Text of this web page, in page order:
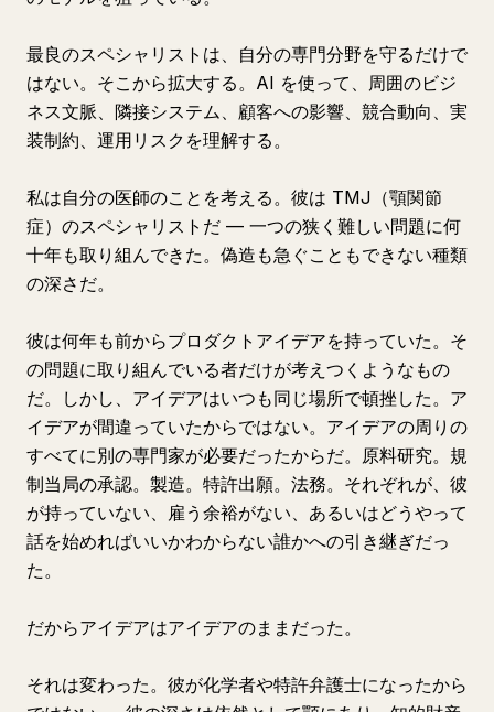
最良のスペシャリストは、自分の専門分野を守るだけで
はない。そこから拡大する。AI を使って、周囲のビジ
ネス文脈、隣接システム、顧客への影響、競合動向、実
装制約、運用リスクを理解する。
私は自分の医師のことを考える。彼は TMJ（顎関節
症）のスペシャリストだ — 一つの狭く難しい問題に何
十年も取り組んできた。偽造も急ぐこともできない種類
の深さだ。
彼は何年も前からプロダクトアイデアを持っていた。そ
の問題に取り組んでいる者だけが考えつくようなもの
だ。しかし、アイデアはいつも同じ場所で頓挫した。ア
イデアが間違っていたからではない。アイデアの周りの
すべてに別の専門家が必要だったからだ。原料研究。規
制当局の承認。製造。特許出願。法務。それぞれが、彼
が持っていない、雇う余裕がない、あるいはどうやって
話を始めればいいかわからない誰かへの引き継ぎだっ
た。
だからアイデアはアイデアのままだった。
それは変わった。彼が化学者や特許弁護士になったから